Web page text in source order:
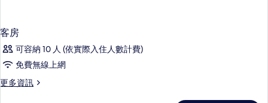
客房
可容納 10 人 (依實際入住人數計費)
免費無線上網
更多資訊
更